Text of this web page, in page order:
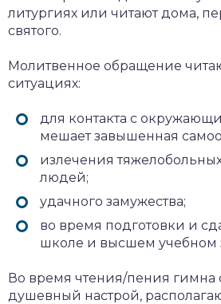
литургиях или читают дома,
святого.
Молитвенное обращение
ситуациях:
для контакта с
мешает завышенная
излечения
людей;
удачного замужества;
во время подготовки и
школе и высшем учебном
Во время чтения/пения гимна
душевный настрой,